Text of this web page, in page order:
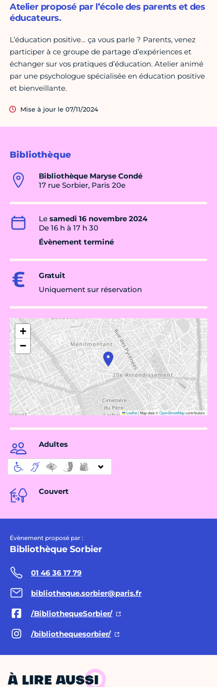
Bibliothèque
Bibliothèque Maryse Condé
17 rue Sorbier, Paris 20e
Le samedi 16 novembre 2024
De 16 h à 17 h 30
Évènement terminé
Gratuit
Uniquement sur réservation
+
−
Leaflet|Map data ©OpenStreetMapcontributors
Adultes
Couvert
Évènement proposé par :
Bibliothèque Sorbier
01 46 36 17 79
bibliotheque.sorbier@paris.fr
/BibliothequeSorbier/
/bibliothequesorbier/
Atelier proposé par l’école des parents et des
éducateurs.
L’éducation positive… ça vous parle ? Parents, venez
participer à ce groupe de partage d’expériences et
échanger sur vos pratiques d’éducation. Atelier animé
par une psychologue spécialisée en éducation positive
et bienveillante.
Mise à jour le 07/11/2024
À LIRE AUSSI